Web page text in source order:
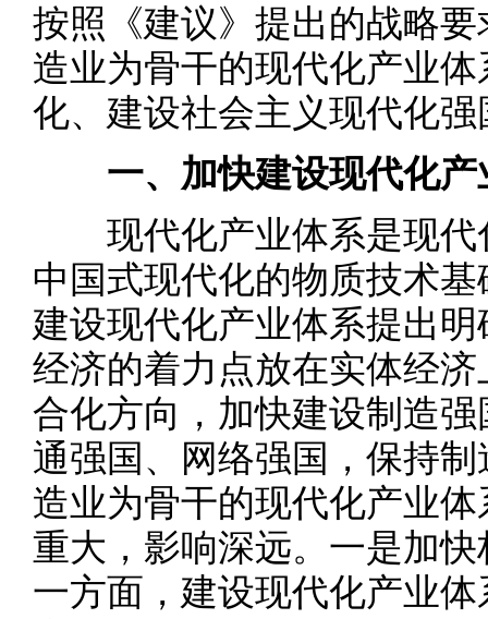
按照《建议》提出的战略
造业为骨干的现代化产业
化、建设社会主义现代化
一、加快建设现代化
现代化产业体系是现代
中国式现代化的物质技术
建设现代化产业体系提出
经济的着力点放在实体经
合化方向，加快建设制造
通强国、网络强国，保持
造业为骨干的现代化产业
重大，影响深远。一是加
一方面，建设现代化产业